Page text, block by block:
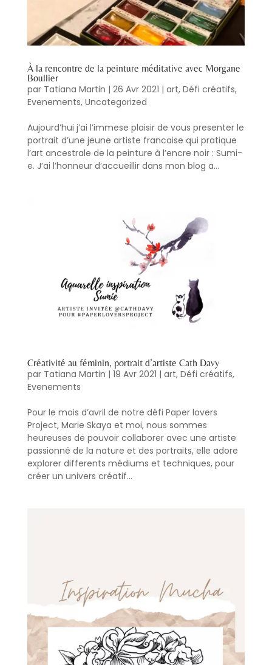
À la rencontre de la peinture méditative avec Morgane
Boullier
par Tatiana Martin | 26 Avr 2021 | art, Défi créatifs,
Evenements, Uncategorized
Aujourd’hui j’ai l’immese plaisir de vous presenter le
portrait d’une jeune artiste francaise qui pratique
l’art ancestrale de la peinture à l’encre noir : Sumi-
e. J’ai l’honneur d’accueillir dans mon blog a...
Créativité au féminin, portrait d’artiste Cath Davy
par Tatiana Martin | 19 Avr 2021 | art, Défi créatifs,
Evenements
Pour le mois d’avril de notre défi Paper lovers
Project, Marie Skaya et moi, nous sommes
heureuses de pouvoir collaborer avec une artiste
passionné de la nature et des portraits, elle adore
explorer differents médiums et techniques, pour
créer un univers créatif...